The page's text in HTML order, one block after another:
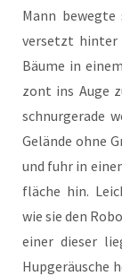
Mann
ver­setzt hin­ter
Bäu­me in
zont ins Auge
schnur­ge­ra­de
Gelän­de ohne
und fuhr in
flä­che hin.
wie sie den
einer die­ser
Hup­ge­räu­sche